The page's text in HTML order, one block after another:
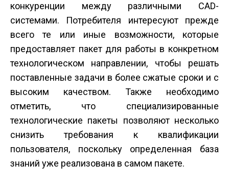
конкуренции между различными CAD-
системами. Потребителя интересуют прежде
всего те или иные возможности, которые
предоставляет пакет для работы в конкретном
технологическом направлении, чтобы решать
поставленные задачи в более сжатые сроки и с
высоким качеством. Также необходимо
отметить, что специализированные
технологические пакеты позволяют несколько
снизить требования к квалификации
пользователя, поскольку определенная база
знаний уже реализована в самом пакете.